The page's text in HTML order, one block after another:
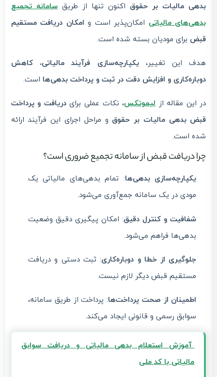
بدهی مالیات بر حقوق اکنون تنها از طریقسامانه تجمیع
بدهی‌های مالیاتی امکان‌پذیر است و امکان دریافت مستقیم
قبض برای مودیان بسته شده است.
هدف این تغییر،یکپارچه‌سازی فرآیند مالیاتی، کاهش
دوباره‌کاری و افزایش دقت در ثبت و پرداخت بدهی‌ها است.
در این مقاله ازلیموتکس، نکات عملی برایدریافت و پرداخت
قبض بدهی مالیات بر حقوق و مراحل اجرای این فرآیند ارائه
شده است.
چرا دریافت قبض از سامانه تجمیع ضروری است؟
یکپارچه‌سازی بدهی‌ها: تمام بدهی‌های مالیاتی یک
مودی در یک سامانه جمع‌آوری می‌شود.
شفافیت و کنترل دقیق: امکان پیگیری دقیق وضعیت
بدهی‌ها فراهم می‌شود.
جلوگیری از خطا و دوباره‌کاری: ثبت دستی و دریافت
مستقیم قبض دیگر لازم نیست.
اطمینان از صحت پرداخت‌ها: پرداخت از طریق سامانه،
سوابق رسمی و قانونی ایجاد می‌کند.
آموزش استعلام بدهی مالیاتی و دریافت سوابق
مالیاتی با کد ملی